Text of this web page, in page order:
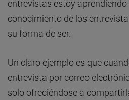
entrevistas estoy aprendiendo
conocimiento de los
su forma de ser.
Un claro ejemplo es que
entrevista por correo
solo ofreciéndose a